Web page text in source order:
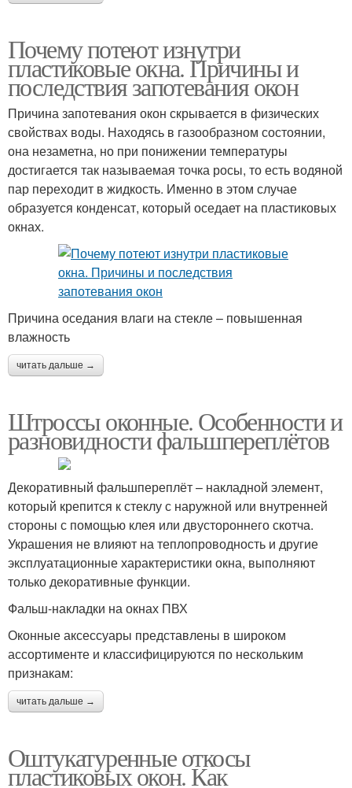
Почему потеют изнутри
пластиковые окна. Причины и
последствия запотевания окон
Причина запотевания окон скрывается в физических
свойствах воды. Находясь в газообразном состоянии,
она незаметна, но при понижении температуры
достигается так называемая точка росы, то есть водяной
пар переходит в жидкость. Именно в этом случае
образуется конденсат, который оседает на пластиковых
окнах.
Причина оседания влаги на стекле – повышенная
влажность
читать дальше →
Штроссы оконные. Особенности и
разновидности фальшпереплётов
Декоративный фальшпереплёт – накладной элемент,
который крепится к стеклу с наружной или внутренней
стороны с помощью клея или двустороннего скотча.
Украшения не влияют на теплопроводность и другие
эксплуатационные характеристики окна, выполняют
только декоративные функции.
Фальш-накладки на окнах ПВХ
Оконные аксессуары представлены в широком
ассортименте и классифицируются по нескольким
признакам:
читать дальше →
Оштукатуренные откосы
пластиковых окон. Как